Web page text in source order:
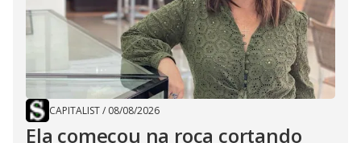
CAPITALIST/ 08/08/2026
Ela começou na roça cortando